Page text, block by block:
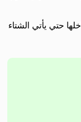
حتي يأتي الشتاء